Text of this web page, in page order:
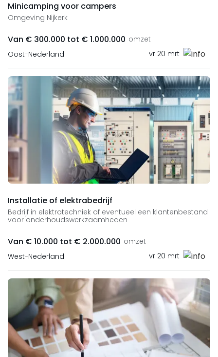
Minicamping voor campers
Omgeving Nijkerk
Van € 300.000 tot € 1.000.000 omzet
Oost-Nederland
vr 20 mrt
Installatie of elektrabedrijf
Bedrijf in elektrotechniek of eventueel een klantenbestand
voor onderhoudswerkzaamheden
Van € 10.000 tot € 2.000.000 omzet
West-Nederland
vr 20 mrt